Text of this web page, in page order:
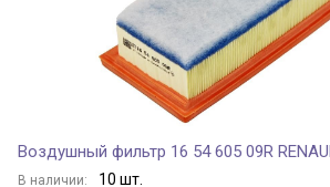
Воздушный фильтр 16 54 605 09R
В наличии: 10 шт.